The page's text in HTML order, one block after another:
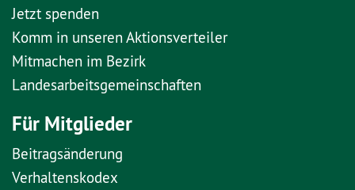
Jetzt spenden
Komm in unseren Aktionsverteiler
Mitmachen im Bezirk
Landesarbeitsgemeinschaften
Für Mitglieder
Beitragsänderung
Verhaltenskodex